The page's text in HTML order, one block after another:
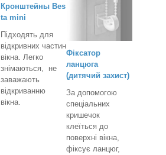
Кронштейны Bes
ta mini
Підходять для
відкривних частин
вікна. Легко
знімаються, не
заважають
відкриванню
вікна.
Фіксатор
ланцюга
(дитячий захист)
За допомогою
спеціальних
кришечок
клеїться до
поверхні вікна,
фіксує ланцюг,